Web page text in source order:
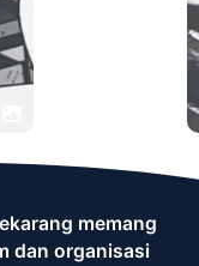
memang
dan organisasi